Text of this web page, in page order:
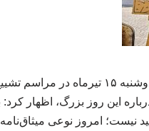
به گزارش رستوران مانسون به نقل از ایرنا، آیدین مهدی‌زاده
این روز بزرگ، اظهار کرد:
امروز نوعی میثاق‌نامه